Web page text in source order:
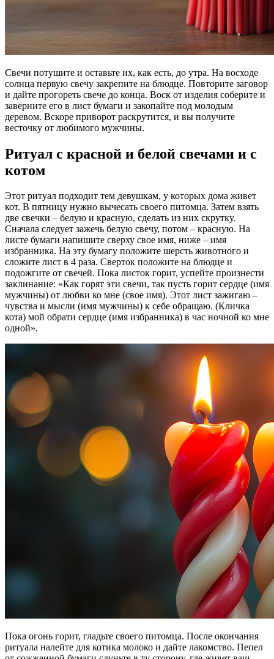
Свечи потушите и оставьте их, как есть, до утра. На восходе
солнца первую свечу закрепите на блюдце. Повторите заговор
и дайте прогореть свече до конца. Воск от изделия соберите и
заверните его в лист бумаги и закопайте под молодым
деревом. Вскоре приворот раскрутится, и вы получите
весточку от любимого мужчины.
Ритуал с красной и белой свечами и с
котом
Этот ритуал подходит тем девушкам, у которых дома живет
кот. В пятницу нужно вычесать своего питомца. Затем взять
две свечки – белую и красную, сделать из них скрутку.
Сначала следует зажечь белую свечу, потом – красную. На
листе бумаги напишите сверху свое имя, ниже – имя
избранника. На эту бумагу положите шерсть животного и
сложите лист в 4 раза. Сверток положите на блюдце и
подожгите от свечей. Пока листок горит, успейте произнести
заклинание: «Как горят эти свечи, так пусть горит сердце (имя
мужчины) от любви ко мне (свое имя). Этот лист зажигаю –
чувства и мысли (имя мужчины) к себе обращаю. (Кличка
кота) мой обрати сердце (имя избранника) в час ночной ко мне
одной».
Пока огонь горит, гладьте своего питомца. После окончания
ритуала налейте для котика молоко и дайте лакомство. Пепел